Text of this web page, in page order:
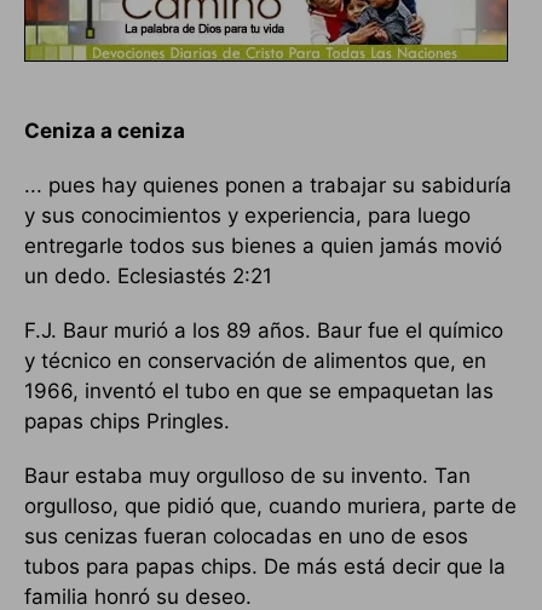
Ceniza a ceniza
... pues hay quienes ponen a trabajar su sabiduría
y sus conocimientos y experiencia, para luego
entregarle todos sus bienes a quien jamás movió
un dedo. Eclesiastés 2:21
F.J. Baur murió a los 89 años. Baur fue el químico
y técnico en conservación de alimentos que, en
1966, inventó el tubo en que se empaquetan las
papas chips Pringles.
Baur estaba muy orgulloso de su invento. Tan
orgulloso, que pidió que, cuando muriera, parte de
sus cenizas fueran colocadas en uno de esos
tubos para papas chips. De más está decir que la
familia honró su deseo.